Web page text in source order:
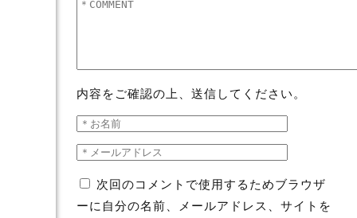
内容をご確認の上、送信してください。
次回のコメントで使用するためブラウザ
ーに自分の名前、メールアドレス、サイトを